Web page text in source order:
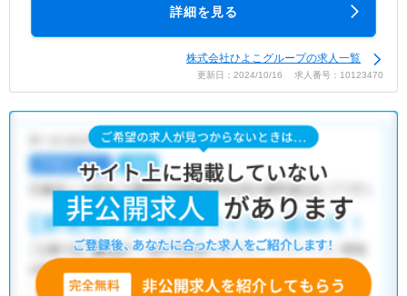
詳細を見る
株式会社ひよこグループの求人一覧
更新日：2024/10/16 求人番号：10123470